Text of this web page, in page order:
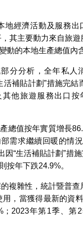
地經濟活動及服務
其主要動力來自旅
動的本地生產總值內
分分析，全年私人
活補貼計劃”措施完
他旅遊服務出口
總值按年實質增長
部需求繼續回暖的
因“生活補貼計劃”措
按年下跌24.9%。
複雜性，統計暨普
，當獲得最新的資
2023年第1季、第